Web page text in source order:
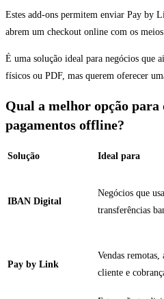
Estes add-ons permitem enviar Pay by
abrem um checkout online com os
É uma solução ideal para negócios que
físicos ou PDF, mas querem oferecer
Qual a melhor opção
pagamentos offline?
Solução Ideal para
IBAN Digital
Negócios que
transferências
Pay by Link
Vendas remotas,
cliente e